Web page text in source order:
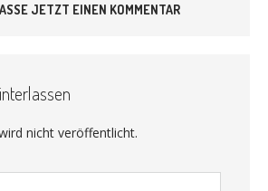
JETZT EINEN KOMMENTAR
nicht veröffentlicht.